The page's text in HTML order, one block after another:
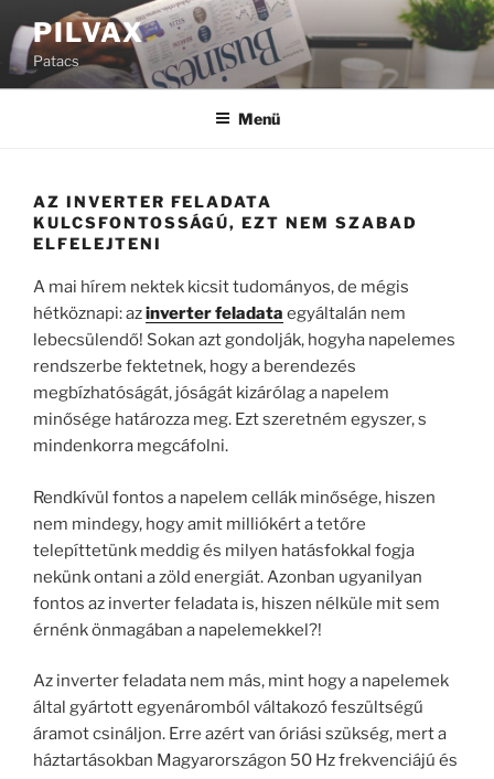
Tartalomhoz
PILVAX
Patacs
Menü
AZ INVERTER FELADATA
KULCSFONTOSSÁGÚ, EZT NEM SZABAD
ELFELEJTENI
A mai hírem nektek kicsit tudományos, de mégis
hétköznapi: azinverter feladata egyáltalán nem
lebecsülendő! Sokan azt gondolják, hogyha napelemes
rendszerbe fektetnek, hogy a berendezés
megbízhatóságát, jóságát kizárólag a napelem
minősége határozza meg. Ezt szeretném egyszer, s
mindenkorra megcáfolni.
Rendkívül fontos a napelem cellák minősége, hiszen
nem mindegy, hogy amit milliókért a tetőre
telepíttetünk meddig és milyen hatásfokkal fogja
nekünk ontani a zöld energiát. Azonban ugyanilyan
fontos az inverter feladata is, hiszen nélküle mit sem
érnénk önmagában a napelemekkel?!
Az inverter feladata nem más, mint hogy a napelemek
által gyártott egyenáromból váltakozó feszültségű
áramot csináljon. Erre azért van óriási szükség, mert a
háztartásokban Magyarországon 50 Hz frekvenciájú és